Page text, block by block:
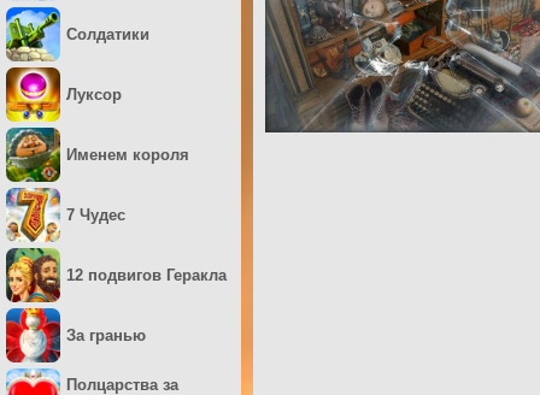
Солдатики
Луксор
Именем короля
7 Чудес
12 подвигов Геракла
За гранью
Полцарства за